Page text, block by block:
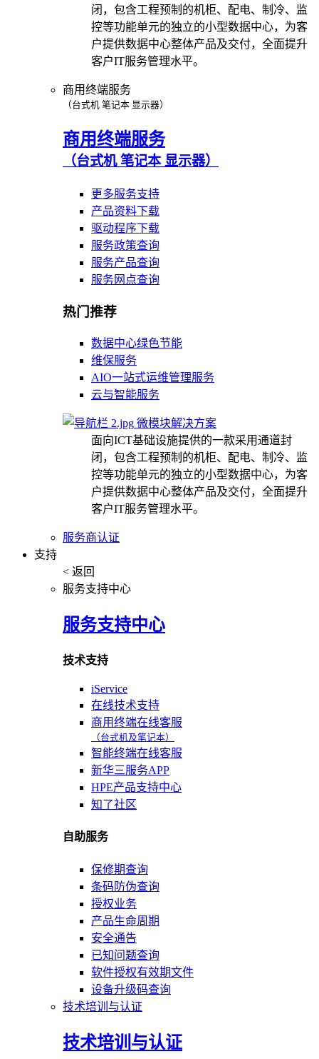
闭，包含工程预制的机柜、配电、制冷、监
控等功能单元的独立的小型数据中心，为客
户提供数据中心整体产品及交付，全面提升
客户IT服务管理水平。
商用终端服务
（台式机 笔记本 显示器）
商用终端服务
（台式机 笔记本 显示器）
更多服务支持
产品资料下载
驱动程序下载
服务政策查询
服务产品查询
服务网点查询
热门推荐
数据中心绿色节能
维保服务
AIO一站式运维管理服务
云与智能服务
微模块解决方案
面向ICT基础设施提供的一款采用通道封
闭，包含工程预制的机柜、配电、制冷、监
控等功能单元的独立的小型数据中心，为客
户提供数据中心整体产品及交付，全面提升
客户IT服务管理水平。
服务商认证
支持
< 返回
服务支持中心
服务支持中心
技术支持
iService
在线技术支持
商用终端在线客服
（台式机及笔记本）
智能终端在线客服
新华三服务APP
HPE产品支持中心
知了社区
自助服务
保修期查询
条码防伪查询
授权业务
产品生命周期
安全通告
已知问题查询
软件授权有效期文件
设备升级码查询
技术培训与认证
技术培训与认证